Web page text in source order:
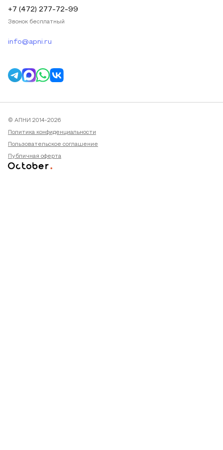
+7 (472) 277-72-99
Звонок бесплатный
info@apni.ru
© АПНИ 2014-2026
Политика конфиденциальности
Пользовательское соглашение
Публичная оферта